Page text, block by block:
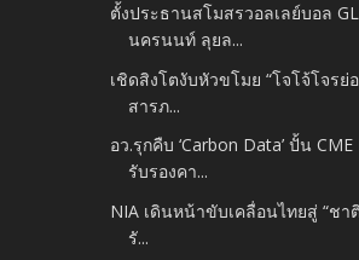
ตั้งประธานสโมสรวอลเลย์บอล
นครนนท์ ลุยล...
เชิดสิงโตงับหัวขโมย “โจโจ้โจรย่
สารภ...
อว.รุกคืบ ‘Carbon Data’ ปั้น
รับรองคา...
NIA เดินหน้าขับเคลื่อนไทยสู่ “ชา
รั...